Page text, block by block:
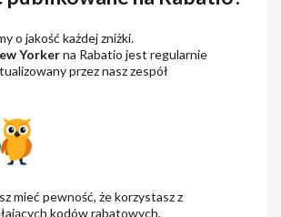
o jakość każdej zniżki.
Yorkerna Rabatio jest regularnie
przez nasz zespół
mieć pewność, że korzystasz z
kodów rabatowych.